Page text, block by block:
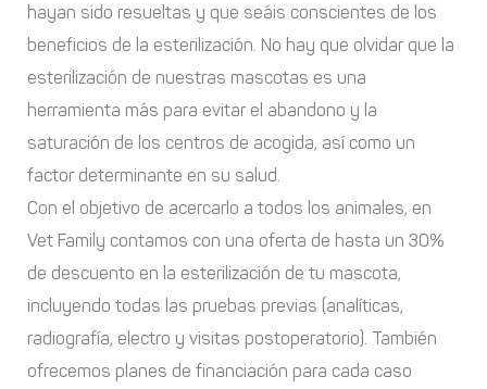
hayan sido resueltas y que seáis conscientes de los
beneficios de la esterilización. No hay que olvidar que la
esterilización de nuestras mascotas es una
herramienta más para evitar el abandono y la
saturación de los centros de acogida, así como un
factor determinante en su salud.
Con el objetivo de acercarlo a todos los animales, en
Vet Family contamos con una oferta de hasta un 30%
de descuento en la esterilización de tu mascota,
incluyendo todas las pruebas previas (analíticas,
radiografía, electro y visitas postoperatorio). También
ofrecemos planes de financiación para cada caso